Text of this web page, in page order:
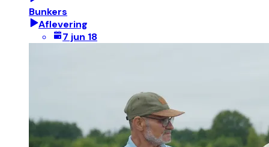
Bunkers
Aflevering
7 jun 18